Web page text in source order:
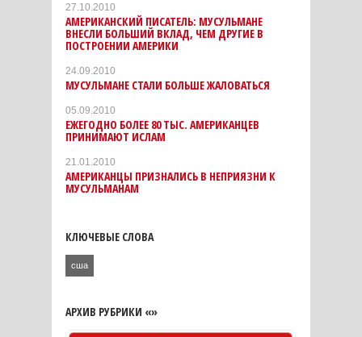
27.10.2010
АМЕРИКАНСКИЙ ПИСАТЕЛЬ: МУСУЛЬМАНЕ
ВНЕСЛИ БОЛЬШИЙ ВКЛАД, ЧЕМ ДРУГИЕ В
ПОСТРОЕНИИ АМЕРИКИ
24.09.2010
МУСУЛЬМАНЕ СТАЛИ БОЛЬШЕ ЖАЛОВАТЬСЯ
05.09.2010
ЕЖЕГОДНО БОЛЕЕ 80 ТЫС. АМЕРИКАНЦЕВ
ПРИНИМАЮТ ИСЛАМ
21.01.2010
АМЕРИКАНЦЫ ПРИЗНАЛИСЬ В НЕПРИЯЗНИ К
МУСУЛЬМАНАМ
КЛЮЧЕВЫЕ СЛОВА
сша
АРХИВ РУБРИКИ «»